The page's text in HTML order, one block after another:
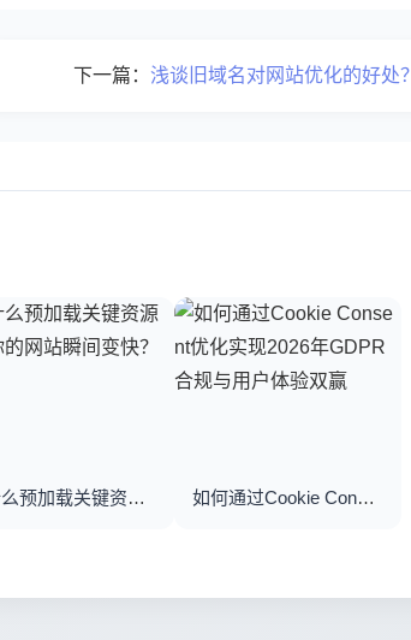
下一篇： 浅谈旧域名对网站优化的好处？
为什么预加载关键资源能让你的网站瞬间变快？ 如何通过Cookie Consent优化实现2026年GDPR合规与用户体验双赢